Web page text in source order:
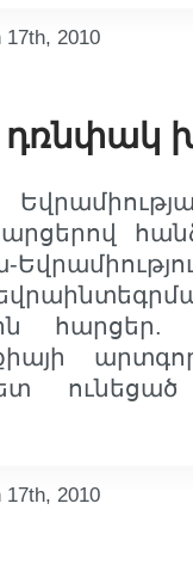
17th, 2010
դռնփակ
ունեցած
17th, 2010